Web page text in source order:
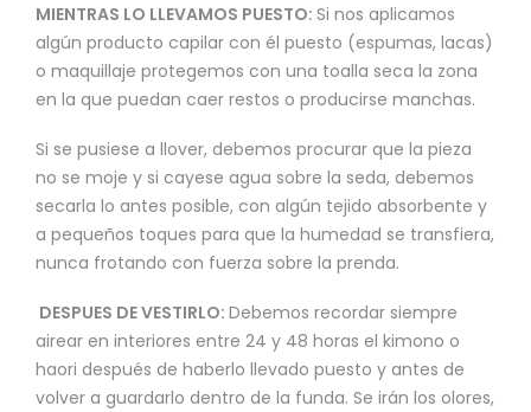
MIENTRAS LO LLEVAMOS PUESTO: Si nos aplicamos
algún producto capilar con él puesto (espumas, lacas)
o maquillaje protegemos con una toalla seca la zona
en la que puedan caer restos o producirse manchas.
Si se pusiese a llover, debemos procurar que la pieza
no se moje y si cayese agua sobre la seda, debemos
secarla lo antes posible, con algún tejido absorbente y
a pequeños toques para que la humedad se transfiera,
nunca frotando con fuerza sobre la prenda.
DESPUES DE VESTIRLO: Debemos recordar siempre
airear en interiores entre 24 y 48 horas el kimono o
haori después de haberlo llevado puesto y antes de
volver a guardarlo dentro de la funda. Se irán los olores,